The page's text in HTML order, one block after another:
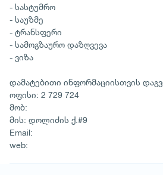
- სასტუმრო
- საუზმე
- ტრანსფერი
- სამოგზაურო დაზღვევა
- ვიზა
დამატებითი ინფორმაციისთვის
ოფისი: 2 729 724
მობ:
მის: დოლიძის ქ.#9
Email:
web: